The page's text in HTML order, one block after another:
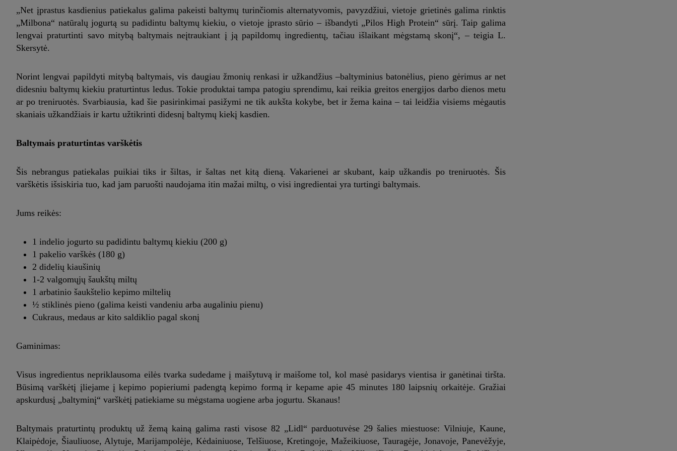
„Net įprastus kasdienius patiekalus galima pakeisti baltymų turinčiomis alternatyvomis, pavyzdžiui, vietoje grietinės galima rinktis
„Milbona“ natūralų jogurtą su padidintu baltymų kiekiu, o vietoje įprasto sūrio – išbandyti „Pilos High Protein“ sūrį. Taip galima
lengvai praturtinti savo mitybą baltymais neįtraukiant į ją papildomų ingredientų, tačiau išlaikant mėgstamą skonį“, – teigia L.
Skersytė.
Norint lengvai papildyti mitybą baltymais, vis daugiau žmonių renkasi ir užkandžius –baltyminius batonėlius, pieno gėrimus ar net
didesniu baltymų kiekiu praturtintus ledus. Tokie produktai tampa patogiu sprendimu, kai reikia greitos energijos darbo dienos metu
ar po treniruotės. Svarbiausia, kad šie pasirinkimai pasižymi ne tik aukšta kokybe, bet ir žema kaina – tai leidžia visiems mėgautis
skaniais užkandžiais ir kartu užtikrinti didesnį baltymų kiekį kasdien.
Baltymais praturtintas varškėtis
Šis nebrangus patiekalas puikiai tiks ir šiltas, ir šaltas net kitą dieną. Vakarienei ar skubant, kaip užkandis po treniruotės. Šis
varškėtis išsiskiria tuo, kad jam paruošti naudojama itin mažai miltų, o visi ingredientai yra turtingi baltymais.
Jums reikės:
1 indelio jogurto su padidintu baltymų kiekiu (200 g)
1 pakelio varškės (180 g)
2 didelių kiaušinių
1-2 valgomųjų šaukštų miltų
1 arbatinio šaukštelio kepimo miltelių
½ stiklinės pieno (galima keisti vandeniu arba augaliniu pienu)
Cukraus, medaus ar kito saldiklio pagal skonį
Gaminimas:
Visus ingredientus nepriklausoma eilės tvarka sudedame į maišytuvą ir maišome tol, kol masė pasidarys vientisa ir ganėtinai tiršta.
Būsimą varškėtį įliejame į kepimo popieriumi padengtą kepimo formą ir kepame apie 45 minutes 180 laipsnių orkaitėje. Gražiai
apskurdusį „baltyminį“ varškėtį patiekiame su mėgstama uogiene arba jogurtu. Skanaus!
Baltymais praturtintų produktų už žemą kainą galima rasti visose 82 „Lidl“ parduotuvėse 29 šalies miestuose: Vilniuje, Kaune,
Klaipėdoje, Šiauliuose, Alytuje, Marijampolėje, Kėdainiuose, Telšiuose, Kretingoje, Mažeikiuose, Tauragėje, Jonavoje, Panevėžyje,